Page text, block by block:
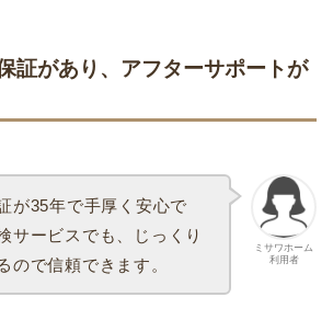
証があり、アフターサポートが
ミサワホーム
利用者
が35年で手厚く安心で
サービスでも、じっくり
ので信頼できます。